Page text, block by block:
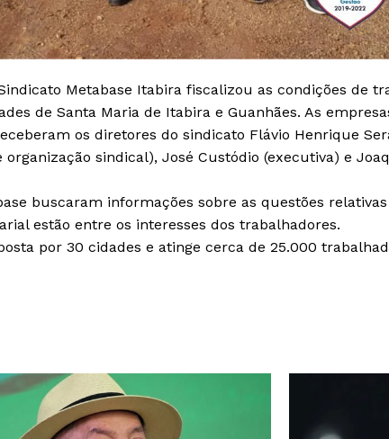
Metabase Itabira fiscalizou as condições de
de Santa Maria de Itabira e Guanhães. As
os diretores do sindicato Flávio Henrique
sindical), José Custódio (executiva) e
buscaram informações sobre as questões
estão entre os interesses dos trabalhadores.
por 30 cidades e atinge cerca de 25.000